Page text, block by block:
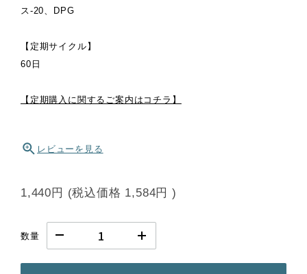
ス-20、DPG
【定期サイクル】
60日
【定期購入に関するご案内はコチラ】
レビューを見る
1,440円 (税込価格 1,584円 )
数量